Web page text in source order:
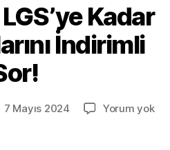
Kadar
İndirimli
7 Mayıs 2024 Yorum yok